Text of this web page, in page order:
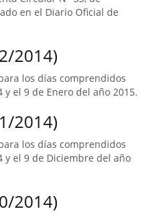
en el Diario Oficial de
2014)
los días comprendidos
el 9 de Enero del año 2015.
2014)
los días comprendidos
y el 9 de Diciembre del año
2014)